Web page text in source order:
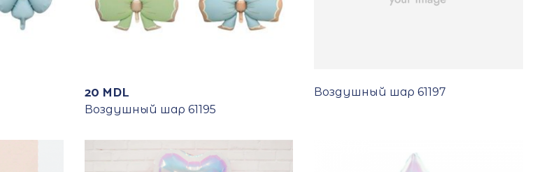
20 MDL
Воздушный шар 61195
Воздушный шар 61197